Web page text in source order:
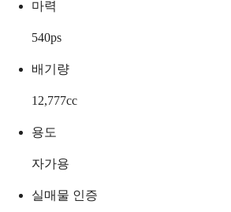
마력
540ps
배기량
12,777cc
용도
자가용
실매물 인증